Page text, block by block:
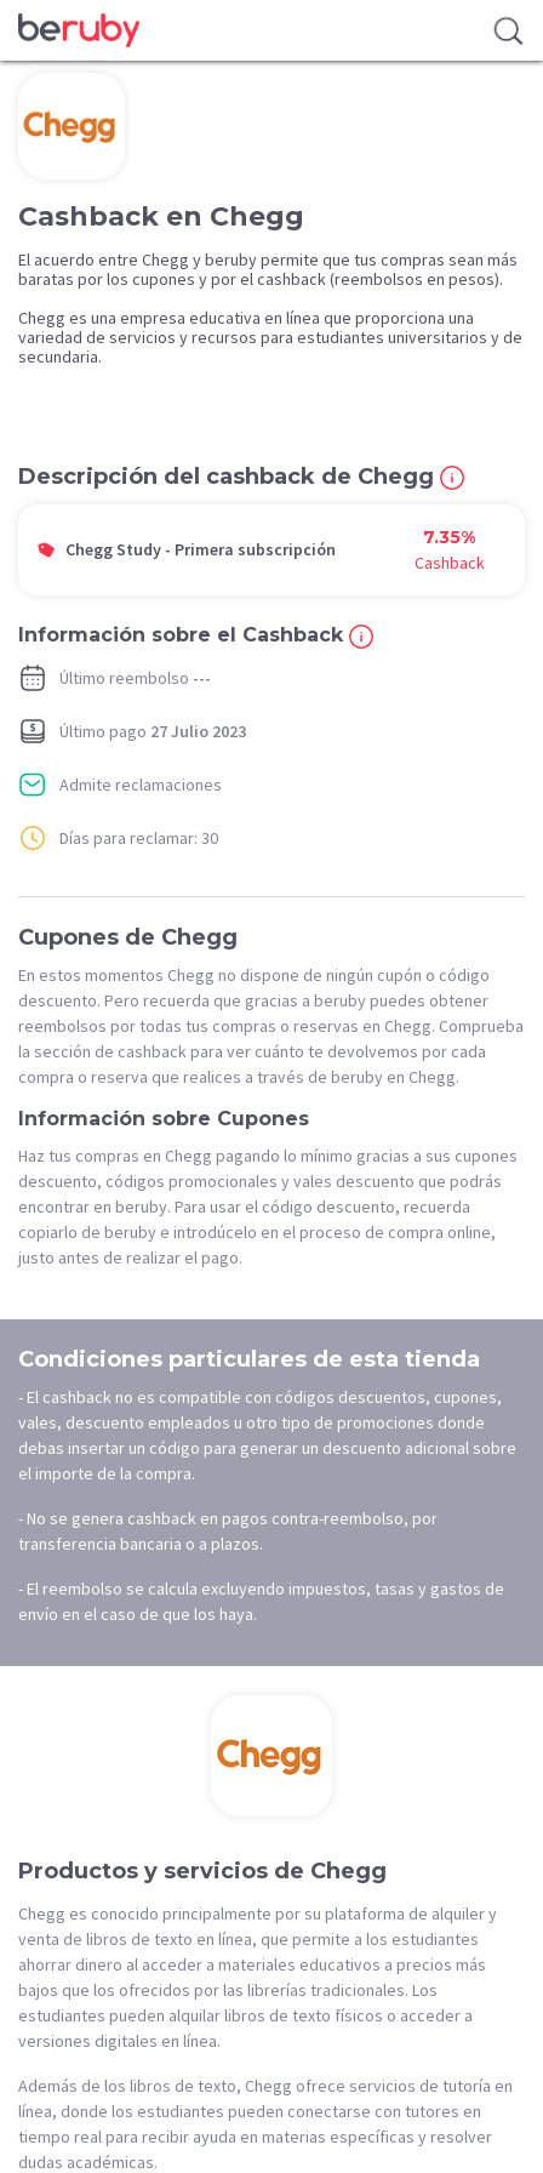
Cashback en Chegg
El acuerdo entre Chegg y beruby permite que tus compras sean más
baratas por los cupones y por el cashback (reembolsos en pesos).
Chegg es una empresa educativa en línea que proporciona una
variedad de servicios y recursos para estudiantes universitarios y de
secundaria.
Descripción del cashback de Chegg
Chegg Study - Primera subscripción
7.35%
Cashback
Información sobre el Cashback
Último reembolso ---
Último pago 27 Julio 2023
Admite reclamaciones
Días para reclamar: 30
Cupones de Chegg
En estos momentos Chegg no dispone de ningún cupón o código
descuento. Pero recuerda que gracias a beruby puedes obtener
reembolsos por todas tus compras o reservas en Chegg. Comprueba
la sección de cashback para ver cuánto te devolvemos por cada
compra o reserva que realices a través de beruby en Chegg.
Información sobre Cupones
Haz tus compras en Chegg pagando lo mínimo gracias a sus cupones
descuento, códigos promocionales y vales descuento que podrás
encontrar en beruby. Para usar el código descuento, recuerda
copiarlo de beruby e introdúcelo en el proceso de compra online,
justo antes de realizar el pago.
Condiciones particulares de esta tienda
- El cashback no es compatible con códigos descuentos, cupones,
vales, descuento empleados u otro tipo de promociones donde
debas insertar un código para generar un descuento adicional sobre
el importe de la compra.
- No se genera cashback en pagos contra-reembolso, por
transferencia bancaria o a plazos.
- El reembolso se calcula excluyendo impuestos, tasas y gastos de
envío en el caso de que los haya.
Productos y servicios de Chegg
Chegg es conocido principalmente por su plataforma de alquiler y
venta de libros de texto en línea, que permite a los estudiantes
ahorrar dinero al acceder a materiales educativos a precios más
bajos que los ofrecidos por las librerías tradicionales. Los
estudiantes pueden alquilar libros de texto físicos o acceder a
versiones digitales en línea.
Además de los libros de texto, Chegg ofrece servicios de tutoría en
línea, donde los estudiantes pueden conectarse con tutores en
tiempo real para recibir ayuda en materias específicas y resolver
dudas académicas.